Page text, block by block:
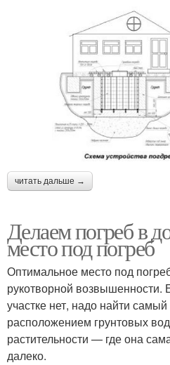
читать дальше →
Делаем погреб в
место под погреб
Оптимальное место под
рукотворной возвышенности.
участке нет, надо найти
расположением грунтовых
растительности — где она
далеко.